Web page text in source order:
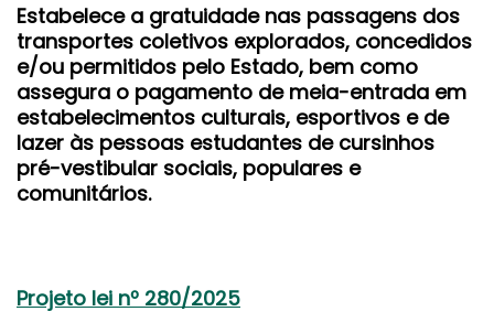
Estabelece a gratuidade nas passagens dos
transportes coletivos explorados, concedidos
e/ou permitidos pelo Estado, bem como
assegura o pagamento de meia-entrada em
estabelecimentos culturais, esportivos e de
lazer às pessoas estudantes de cursinhos
pré-vestibular sociais, populares e
comunitários.
Projeto lei nº 280/2025